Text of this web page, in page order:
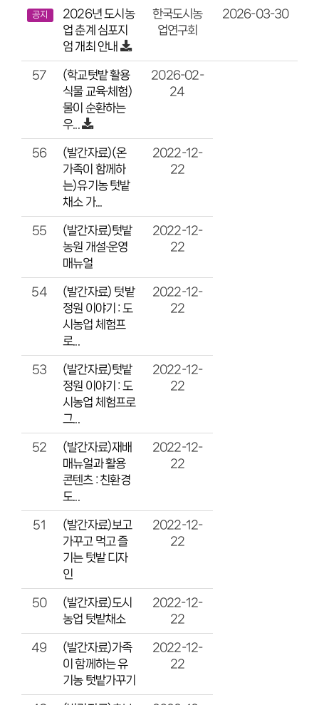
공지 2026년 도시농
업 춘계 심포지
엄 개최 안내
한국도시농
업연구회
2026-03-30
57 (학교텃밭 활용
식물 교육·체험)
물이 순환하는
우...
2026-02-
24
56 (발간자료)(온
가족이 함께하
는)유기농 텃밭
채소 가...
2022-12-
22
55 (발간자료)텃밭
농원 개설·운영
매뉴얼
2022-12-
22
54 (발간자료) 텃밭
정원 이야기 : 도
시농업 체험프
로...
2022-12-
22
53 (발간자료)텃밭
정원 이야기 : 도
시농업 체험프로
그...
2022-12-
22
52 (발간자료)재배
매뉴얼과 활용
콘텐츠 : 친환경
도...
2022-12-
22
51 (발간자료)보고
가꾸고 먹고 즐
기는 텃밭 디자
인
2022-12-
22
50 (발간자료)도시
농업 텃밭채소
2022-12-
22
49 (발간자료)가족
이 함께하는 유
기농 텃밭가꾸기
2022-12-
22